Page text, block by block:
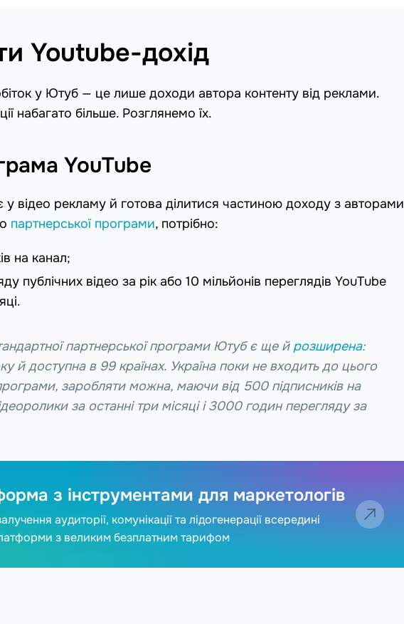
Youtube-дохід
у Ютуб — це лише доходи автора контенту від реклами.
набагато більше. Розглянемо їх.
YouTube
відео рекламу й готова ділитися частиною доходу з авторами
партнерської програми, потрібно:
на канал;
публічних відео за рік або 10 мільйонів переглядів YouTube
партнерської програми Ютуб є ще й розширена:
й доступна в 99 країнах. Україна поки не входить до цього
заробляти можна, маючи від 500 підписників на
за останні три місяці і 3000 годин перегляду за
з інструментами для маркетологів
аудиторії, комунікації та лідогенерації всередині
з великим безплатним тарифом